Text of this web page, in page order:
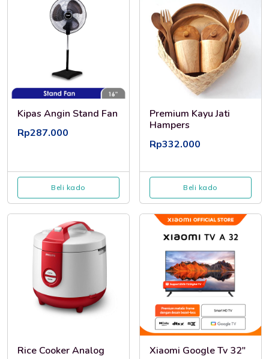
Kipas Angin Stand Fan
Rp287.000
Beli kado
Premium Kayu Jati
Hampers
Rp332.000
Beli kado
Rice Cooker Analog Xiaomi Google Tv 32"